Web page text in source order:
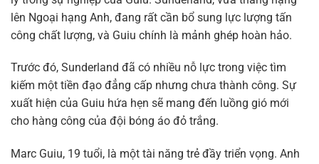
lên Ngoại hạng Anh, đang rất cần bổ sung lực lượng tấn
công chất lượng, và Guiu chính là mảnh ghép hoàn hảo.
Trước đó, Sunderland đã có nhiều nỗ lực trong việc tìm
kiếm một tiền đạo đẳng cấp nhưng chưa thành công. Sự
xuất hiện của Guiu hứa hẹn sẽ mang đến luồng gió mới
cho hàng công của đội bóng áo đỏ trắng.
Marc Guiu, 19 tuổi, là một tài năng trẻ đầy triển vọng. Anh